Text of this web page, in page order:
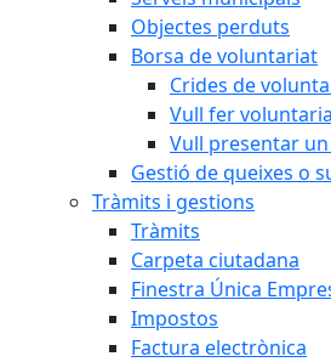
Objectes perduts
Borsa de voluntariat
Crides de
Vull fer
Vull presentar
Gestió de queixes o
Tràmits i gestions
Tràmits
Carpeta ciutadana
Finestra Única
Impostos
Factura electrònica